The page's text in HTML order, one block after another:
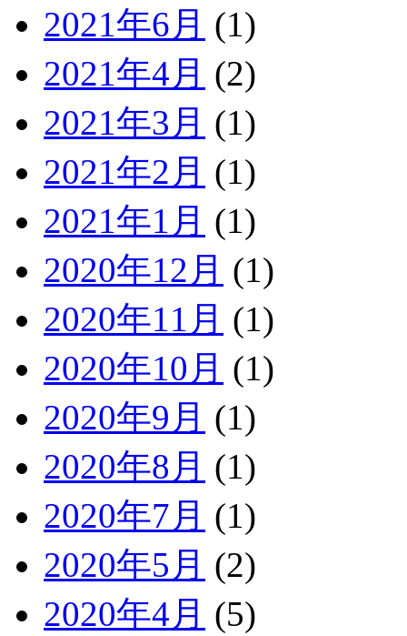
2021年6月 (1)
2021年4月 (2)
2021年3月 (1)
2021年2月 (1)
2021年1月 (1)
2020年12月 (1)
2020年11月 (1)
2020年10月 (1)
2020年9月 (1)
2020年8月 (1)
2020年7月 (1)
2020年5月 (2)
2020年4月 (5)